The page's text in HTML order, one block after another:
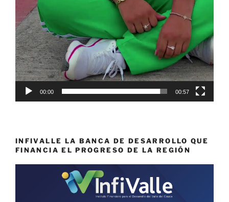
00:00 00:57
INFIVALLE LA BANCA DE DESARROLLO QUE
FINANCIA EL PROGRESO DE LA REGIÓN